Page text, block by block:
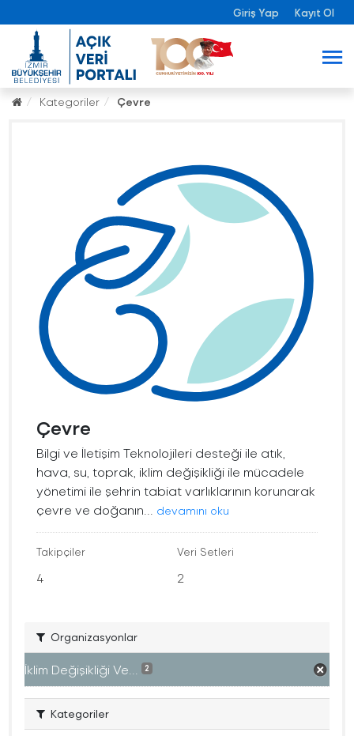
Giriş Yap Kayıt Ol
Kategoriler Çevre
Çevre
Bilgi ve İletişim Teknolojileri desteği ile atık,
hava, su, toprak, iklim değişikliği ile mücadele
yönetimi ile şehrin tabiat varlıklarının korunarak
çevre ve doğanın...
devamını oku
Takipçiler
4
Veri Setleri
2
Organizasyonlar
İklim Değişikliği Ve... 2
Kategoriler